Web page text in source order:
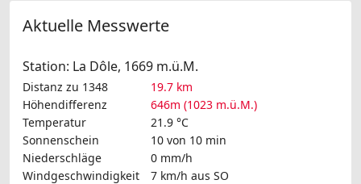
Aktuelle Messwerte
Station: La Dôle, 1669 m.ü.M.
Distanz zu 1348
19.7 km
Höhendifferenz
646m (1023 m.ü.M.)
Temperatur
21.9 °C
Sonnenschein
10 von 10 min
Niederschläge
0 mm/h
Windgeschwindigkeit
7 km/h aus SO